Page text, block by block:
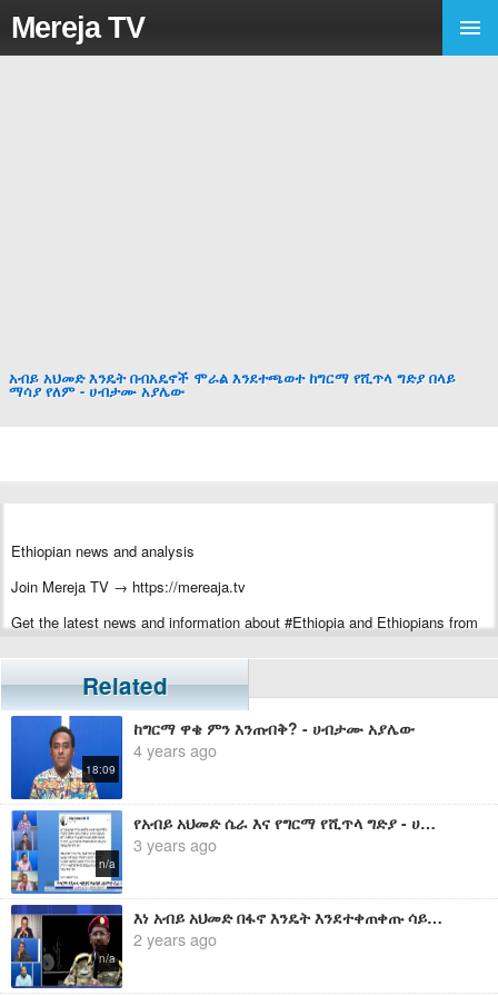
Mereja TV
አብይ አህመድ እንዴት በብአዴኖች ሞራል እንደተጫወተ ከግርማ የሺጥላ ግድያ በላይ
ማሳያ የለም - ሀብታሙ አያሌው
Ethiopian news and analysis
Join Mereja TV → https://mereaja.tv
Get the latest news and information about #Ethiopia and Ethiopians from
For inquiry or additional information, visit Mereja.com
Mereja presents Ethiopian news, Ethiopian music, sports, arts, and
entertainment
Related
18:09
ከግርማ ዋቄ ምን እንጠብቅ? - ሀብታሙ አያሌው
4 years ago
n/a
የአብይ አህመድ ሴራ እና የግርማ የሺጥላ ግድያ - ሀብታሙ አያሌው
3 years ago
n/a
እነ አብይ አህመድ በፋኖ እንዴት እንደተቀጠቀጡ ሳይነግሩን እንዴት ነው ወደ ቀይ ባህር አጀንዳ ሊገቡ የቻሉት? - ሀብታሙ አያሌው
2 years ago